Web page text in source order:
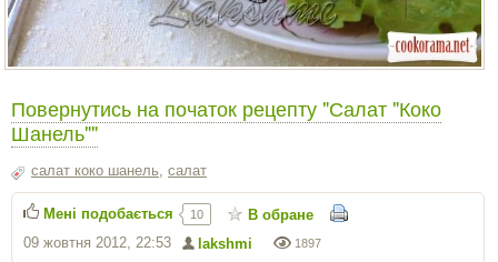
Повернутись на початок рецепту "Салат "Коко
Шанель""
салат коко шанель салат
1897
lakshmi
09 жовтня 2012, 22:53
Мені подобається 10 В обране